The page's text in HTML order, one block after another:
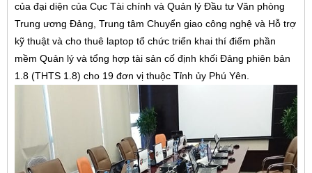
của đại diện của Cục Tài chính và Quản lý Đầu tư Văn phòng
Trung ương Đảng, Trung tâm Chuyển giao công nghệ và Hỗ trợ
kỹ thuật và cho thuê laptop tổ chức triển khai thí điểm phần
mềm Quản lý và tổng hợp tài sản cố định khối Đảng phiên bản
1.8 (THTS 1.8) cho 19 đơn vị thuộc Tỉnh ủy Phú Yên.